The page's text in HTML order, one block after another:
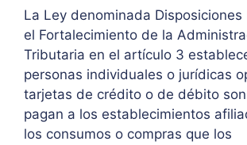
La Ley denominada Disposiciones
el Fortalecimiento de la
Tributaria en el artículo 3
personas individuales o jurídicas
tarjetas de crédito o de débito
pagan a los establecimientos
los consumos o compras que los